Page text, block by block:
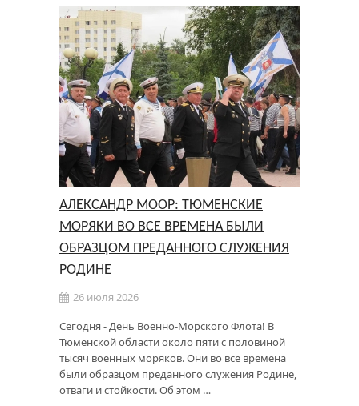
АЛЕКСАНДР МООР: ТЮМЕНСКИЕ
МОРЯКИ ВО ВСЕ ВРЕМЕНА БЫЛИ
ОБРАЗЦОМ ПРЕДАННОГО СЛУЖЕНИЯ
РОДИНЕ
26 июля 2026
Сегодня - День Военно-Морского Флота! В
Тюменской области около пяти с половиной
тысяч военных моряков. Они во все времена
были образцом преданного служения Родине,
отваги и стойкости. Об этом …